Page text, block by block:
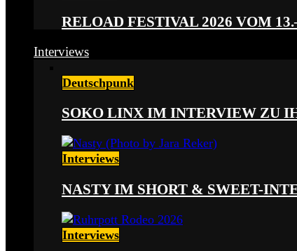
RELOAD FESTIVAL 2026 VOM
Interviews
Deutschpunk
SOKO LINX IM INTERVIEW ZU
Interviews
NASTY IM SHORT & SWEET-
Interviews